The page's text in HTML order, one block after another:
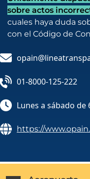
sobre actos
cuales haya duda
con el Código de
01-8000-125-222
Lunes a sábado de
https://